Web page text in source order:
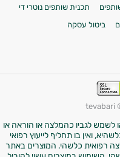
תכנית שותפים נוטרי די
ביטול עסקה
tevabari
לשמש לגביו כהמלצה או הוראה או
ואין בו תחליף לייעוץ רפואי
רפואית כלשהי. המוצרים באתר